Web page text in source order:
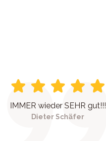
IMMER wieder SEHR gut!!!
Dieter Schäfer